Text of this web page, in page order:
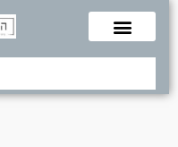
Search
Search Button